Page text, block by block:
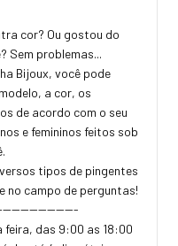
cor? Ou gostou do
Sem problemas...
Bijoux, você pode
a cor, os
de acordo com o seu
e femininos feitos sob
tipos de pingentes
no campo de perguntas!
das 9:00 as 18:00